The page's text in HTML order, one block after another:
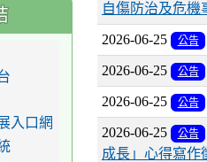
自傷防治及危機
2026-06-25 公告
2026-06-25 公告
2026-06-25 公告
2026-06-25 公告
成長」心得寫作